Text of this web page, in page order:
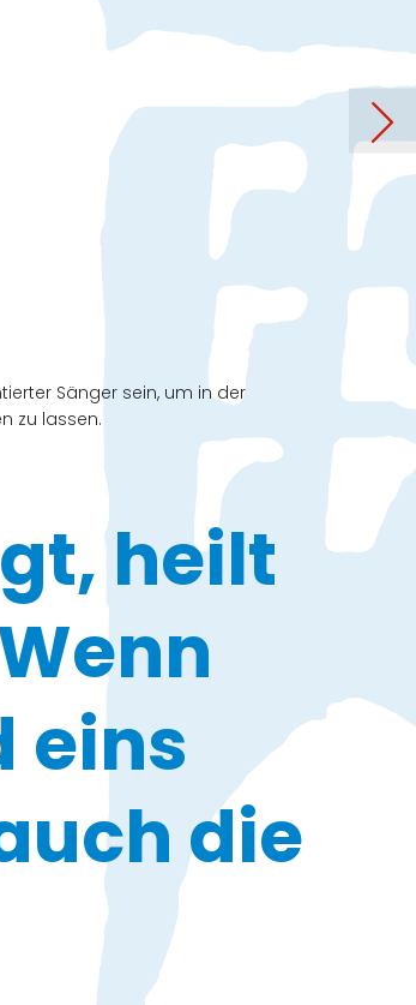
Sänger sein, um in der
zu lassen.
heilt
eins
die
Türen in Dachau